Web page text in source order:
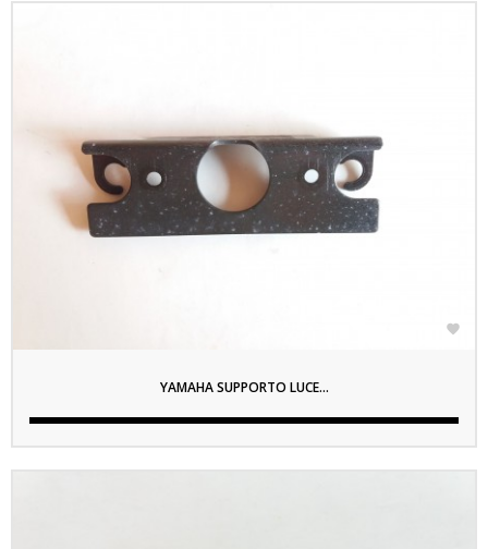

YAMAHA SUPPORTO LUCE...